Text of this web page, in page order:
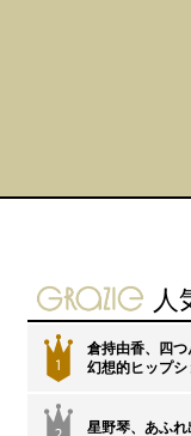
人
1
倉持由香、四
幻想的ヒップシ
星野琴、あふ